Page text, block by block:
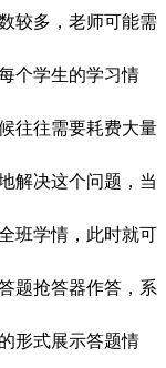
较多，老师可能需
个学生的学习情
往往需要耗费大量
解决这个问题，当
班学情，此时就可
题抢答器作答，系
形式展示答题情